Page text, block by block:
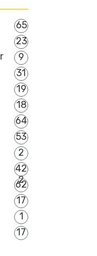
65
23
9
31
19
18
64
53
2
42
2
62
17
1
17